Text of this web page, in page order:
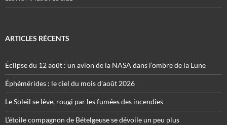
ARTICLES RÉCENTS
Éclipse du 12 août : un avion de la NASA dans l’ombre de la Lune
Éphémérides : le ciel du mois d’août 2026
Le Soleil se lève, rougi par les fumées des incendies
L’étoile compagnon de Bételgeuse se dévoile un peu plus